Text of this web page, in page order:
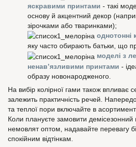
яскравими принтами - такі
основу й акцентний декор
зірочками або тваринками);
однотонні
яку часто обирають батьки, що
моделі з
ненав’язливими принтами -
образу новонародженого.
На вибір колірної гами також впливає
залежить практичність речей.
та теплої пори включайте в асортимент
Коли плануєте замовити демісезонний
немовлят оптом, надавайте перевагу
спокійним відтінкам.